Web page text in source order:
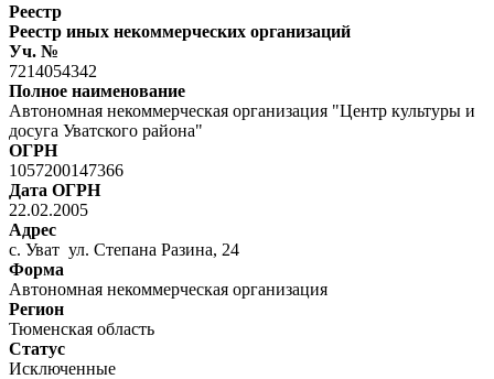
Реестр
Реестр иных некоммерческих организаций
Уч. №
7214054342
Полное наименование
Автономная некоммерческая организация "Центр культуры и
досуга Уватского района"
ОГРН
1057200147366
Дата ОГРН
22.02.2005
Адрес
с. Уват ул. Степана Разина, 24
Форма
Автономная некоммерческая организация
Регион
Тюменская область
Статус
Исключенные